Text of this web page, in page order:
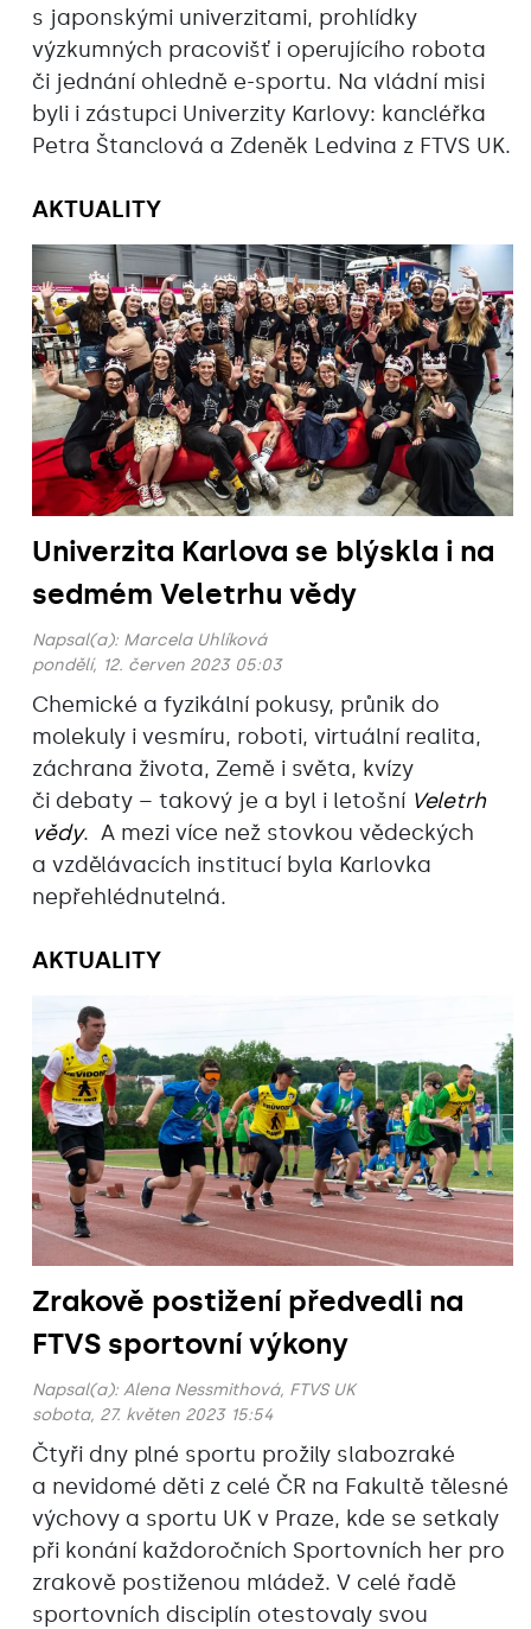
s japonskými univerzitami, prohlídky
výzkumných pracovišť i operujícího robota
či jednání ohledně e-sportu. Na vládní misi
byli i zástupci Univerzity Karlovy: kancléřka
Petra Štanclová a Zdeněk Ledvina z FTVS UK.
AKTUALITY
Univerzita Karlova se blýskla i na
sedmém Veletrhu vědy
Napsal(a): Marcela Uhlíková
pondělí, 12. červen 2023 05:03
Chemické a fyzikální pokusy, průnik do
molekuly i vesmíru, roboti, virtuální realita,
záchrana života, Země i světa, kvízy
či debaty – takový je a byl i letošní Veletrh
vědy. A mezi více než stovkou vědeckých
a vzdělávacích institucí byla Karlovka
nepřehlédnutelná.
AKTUALITY
Zrakově postižení předvedli na
FTVS sportovní výkony
Napsal(a): Alena Nessmithová, FTVS UK
sobota, 27. květen 2023 15:54
Čtyři dny plné sportu prožily slabozraké
a nevidomé děti z celé ČR na Fakultě tělesné
výchovy a sportu UK v Praze, kde se setkaly
při konání každoročních Sportovních her pro
zrakově postiženou mládež. V celé řadě
sportovních disciplín otestovaly svou